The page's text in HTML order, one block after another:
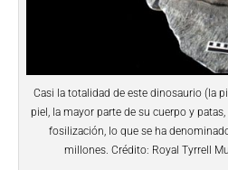
Casi la totalidad de este dinosaurio (la
piel, la mayor parte de su cuerpo y
fosilización, lo que se ha
millones. Crédito: Royal Tyrrell